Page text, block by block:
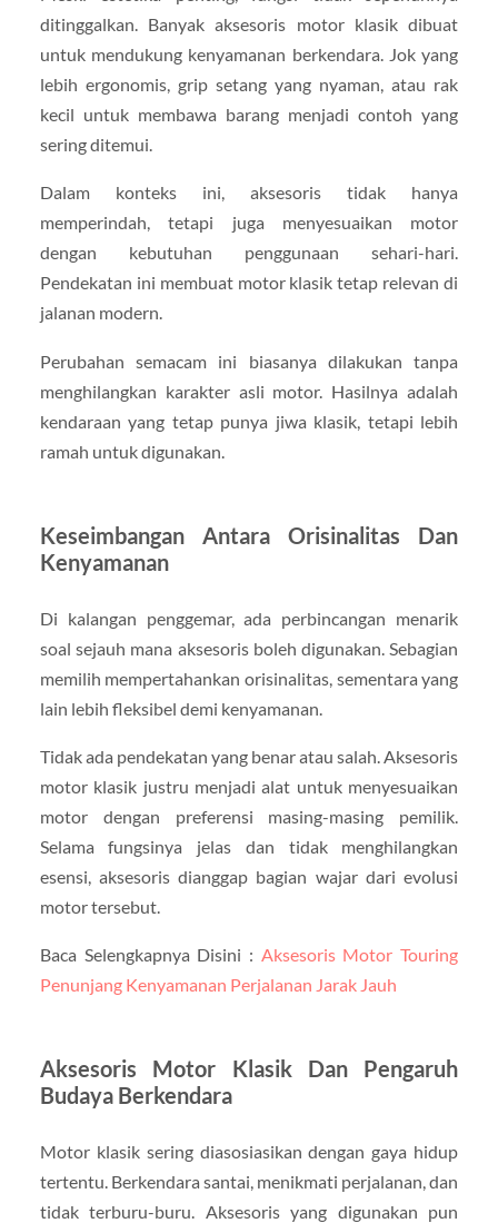
ditinggalkan. Banyak aksesoris motor klasik dibuat
untuk mendukung kenyamanan berkendara. Jok yang
lebih ergonomis, grip setang yang nyaman, atau rak
kecil untuk membawa barang menjadi contoh yang
sering ditemui.
Dalam konteks ini, aksesoris tidak hanya
memperindah, tetapi juga menyesuaikan motor
dengan kebutuhan penggunaan sehari-hari.
Pendekatan ini membuat motor klasik tetap relevan di
jalanan modern.
Perubahan semacam ini biasanya dilakukan tanpa
menghilangkan karakter asli motor. Hasilnya adalah
kendaraan yang tetap punya jiwa klasik, tetapi lebih
ramah untuk digunakan.
Keseimbangan Antara Orisinalitas Dan
Kenyamanan
Di kalangan penggemar, ada perbincangan menarik
soal sejauh mana aksesoris boleh digunakan. Sebagian
memilih mempertahankan orisinalitas, sementara yang
lain lebih fleksibel demi kenyamanan.
Tidak ada pendekatan yang benar atau salah. Aksesoris
motor klasik justru menjadi alat untuk menyesuaikan
motor dengan preferensi masing-masing pemilik.
Selama fungsinya jelas dan tidak menghilangkan
esensi, aksesoris dianggap bagian wajar dari evolusi
motor tersebut.
Baca Selengkapnya Disini : Aksesoris Motor Touring
Penunjang Kenyamanan Perjalanan Jarak Jauh
Aksesoris Motor Klasik Dan Pengaruh
Budaya Berkendara
Motor klasik sering diasosiasikan dengan gaya hidup
tertentu. Berkendara santai, menikmati perjalanan, dan
tidak terburu-buru. Aksesoris yang digunakan pun